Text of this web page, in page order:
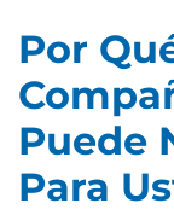
Por
Puede
Para